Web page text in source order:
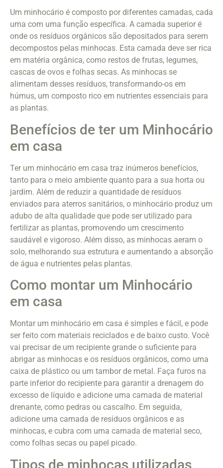
Um minhocário é composto por diferentes camadas, cada
uma com uma função específica. A camada superior é
onde os resíduos orgânicos são depositados para serem
decompostos pelas minhocas. Esta camada deve ser rica
em matéria orgânica, como restos de frutas, legumes,
cascas de ovos e folhas secas. As minhocas se
alimentam desses resíduos, transformando-os em
húmus, um composto rico em nutrientes essenciais para
as plantas.
Benefícios de ter um Minhocário
em casa
Ter um minhocário em casa traz inúmeros benefícios,
tanto para o meio ambiente quanto para a sua horta ou
jardim. Além de reduzir a quantidade de resíduos
enviados para aterros sanitários, o minhocário produz um
adubo de alta qualidade que pode ser utilizado para
fertilizar as plantas, promovendo um crescimento
saudável e vigoroso. Além disso, as minhocas aeram o
solo, melhorando sua estrutura e aumentando a absorção
de água e nutrientes pelas plantas.
Como montar um Minhocário
em casa
Montar um minhocário em casa é simples e fácil, e pode
ser feito com materiais reciclados e de baixo custo. Você
vai precisar de um recipiente grande o suficiente para
abrigar as minhocas e os resíduos orgânicos, como uma
caixa de plástico ou um tambor de metal. Faça furos na
parte inferior do recipiente para garantir a drenagem do
excesso de líquido e adicione uma camada de material
drenante, como pedras ou cascalho. Em seguida,
adicione uma camada de resíduos orgânicos e as
minhocas, e cubra com uma camada de material seco,
como folhas secas ou papel picado.
Tipos de minhocas utilizadas